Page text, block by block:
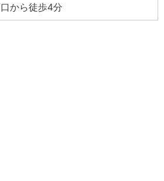
から徒歩4分